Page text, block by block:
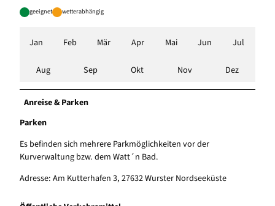
geeignet wetterabhängig
Jan Feb Mär Apr Mai Jun Jul
Aug Sep Okt Nov Dez
Anreise & Parken
Parken
Es befinden sich mehrere Parkmöglichkeiten vor der
Kurverwaltung bzw. dem Watt´n Bad.
Adresse: Am Kutterhafen 3, 27632 Wurster Nordseeküste